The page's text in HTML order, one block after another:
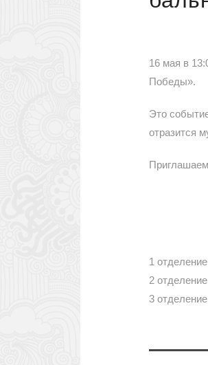
16 мая в
Победы».
Это
отразится
1
2
3